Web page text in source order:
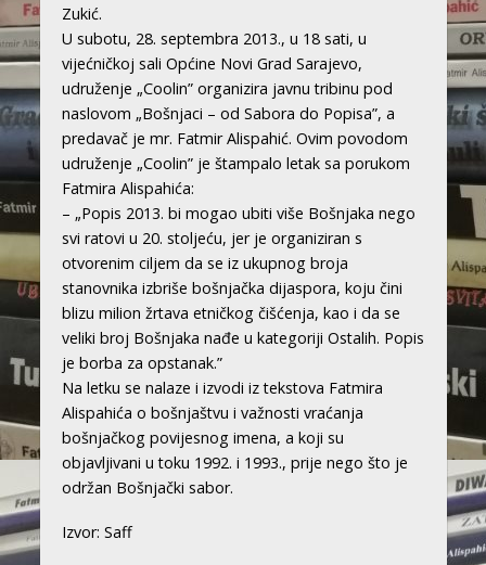
Zukić.
U subotu, 28. septembra 2013., u 18 sati, u
vijećničkoj sali Općine Novi Grad Sarajevo,
udruženje „Coolin” organizira javnu tribinu pod
naslovom „Bošnjaci – od Sabora do Popisa”, a
predavač je mr. Fatmir Alispahić. Ovim povodom
udruženje „Coolin” je štampalo letak sa porukom
Fatmira Alispahića:
– „Popis 2013. bi mogao ubiti više Bošnjaka nego
svi ratovi u 20. stoljeću, jer je organiziran s
otvorenim ciljem da se iz ukupnog broja
stanovnika izbriše bošnjačka dijaspora, koju čini
blizu milion žrtava etničkog čišćenja, kao i da se
veliki broj Bošnjaka nađe u kategoriji Ostalih. Popis
je borba za opstanak.”
Na letku se nalaze i izvodi iz tekstova Fatmira
Alispahića o bošnjaštvu i važnosti vraćanja
bošnjačkog povijesnog imena, a koji su
objavljivani u toku 1992. i 1993., prije nego što je
održan Bošnjački sabor.
Izvor: Saff